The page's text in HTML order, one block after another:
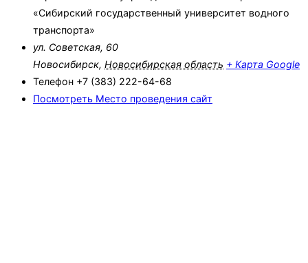
«Сибирский государственный университет водного
транспорта»
ул. Советская, 60
Новосибирск, Новосибирская область + Карта Google
Телефон +7 (383) 222-64-68
Посмотреть Место проведения сайт